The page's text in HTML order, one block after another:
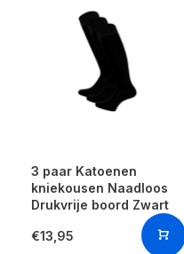
3 paar Katoenen
kniekousen Naadloos
Drukvrije boord Zwart
€13,95